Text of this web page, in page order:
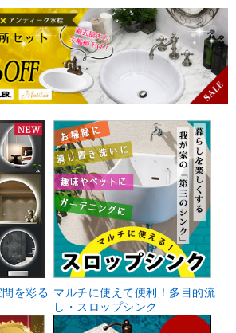
を彩る マルチに使えて便利！多目的流
し・スロップシンク